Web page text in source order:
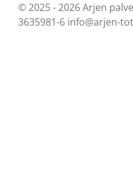
© 2025 - 2026 Arjen
3635981-6 info@arjen-